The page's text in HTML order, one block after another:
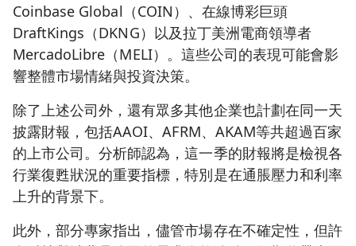
Coinbase Global（COIN）、在線博彩巨頭
DraftKings（DKNG）以及拉丁美洲電商領導者
MercadoLibre（MELI）。這些公司的表現可能會影
響整體市場情緒與投資決策。
除了上述公司外，還有眾多其他企業也計劃在同一天
披露財報，包括AAOI、AFRM、AKAM等共超過百家
的上市公司。分析師認為，這一季的財報將是檢視各
行業復甦狀況的重要指標，特別是在通脹壓力和利率
上升的背景下。
此外，部分專家指出，儘管市場存在不確定性，但許